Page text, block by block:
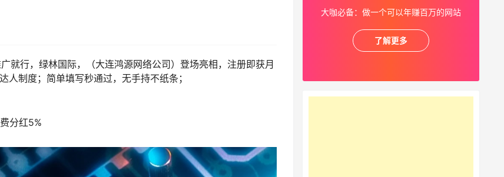
就行，绿林国际，（大连鸿源网络公司）登场亮相，注册即获月
制度；简单填写秒通过，无手持不纸条；
分红5%
大咖必备：做一个可以年赚百万的网站
了解更多